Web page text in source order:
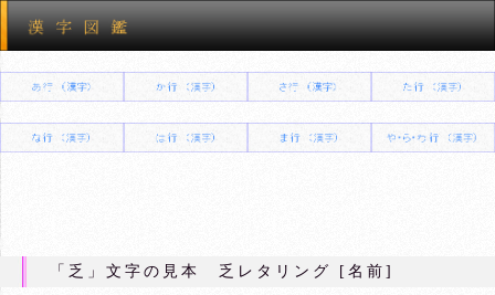
「乏」文字の見本 乏レタリング [名前]